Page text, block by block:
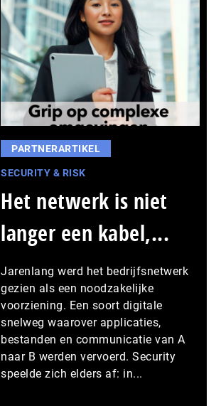
PARTNERARTIKEL
SECURITY & RISK
Het netwerk is niet
langer een kabel,...
Jarenlang werd het bedrijfsnetwerk
gezien als een noodzakelijke
voorziening. Een soort digitale
snelweg waarover applicaties,
bestanden en communicatie van A
naar B werden vervoerd. Security
speelde zich elders af: in...